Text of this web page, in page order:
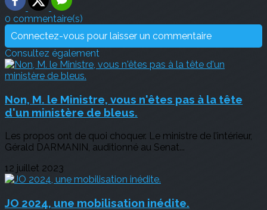
0 commentaire(s)
Connectez-vous pour laisser un commentaire
Consultez également
Non, M. le Ministre, vous n'êtes pas à la tête
d'un ministère de bleus.
Les propos ont de quoi choquer. Le ministre de l’intérieur,
Gérald DARMANIN, auditionné au Senat...
12 juillet 2023
JO 2024, une mobilisation inédite.